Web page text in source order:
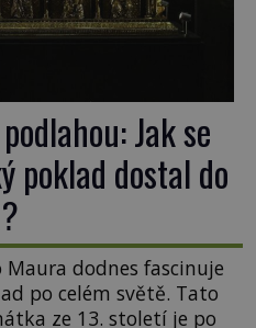
Jak se
poklad dostal do
dodnes fascinuje
po celém světě. Tato
ze 13. století je po